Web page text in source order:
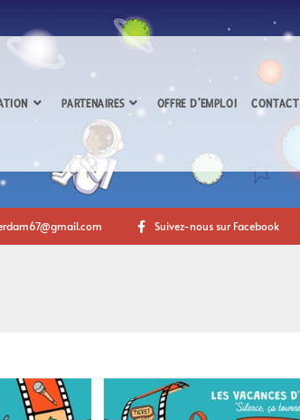
PARTENAIRES OFFRE D’EMPLOI CONTACT
Suivez-nous sur Facebook